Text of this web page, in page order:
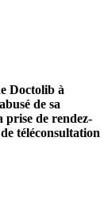
Doctolib à
de sa
prise de rendez-
téléconsultation